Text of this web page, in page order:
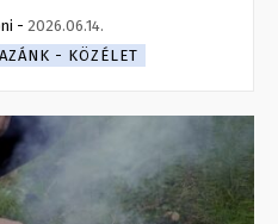
- 2026.06.14.
- KÖZÉLET